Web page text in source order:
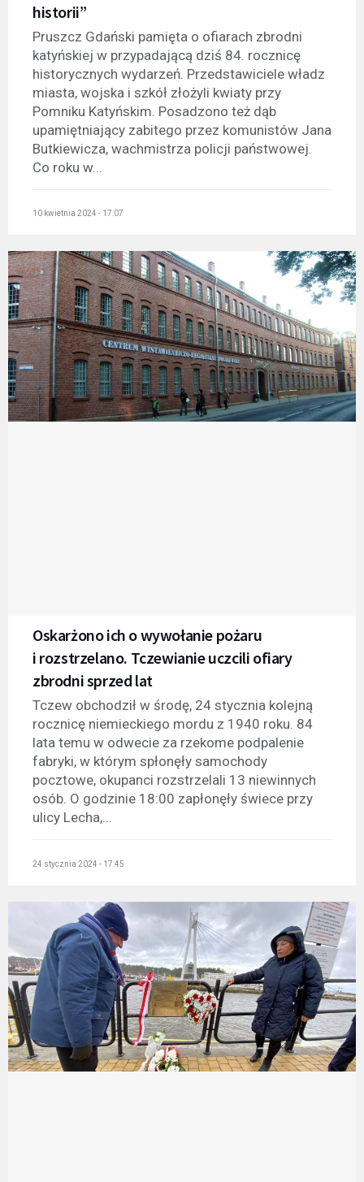
historii”
Pruszcz Gdański pamięta o ofiarach zbrodni
katyńskiej w przypadającą dziś 84. rocznicę
historycznych wydarzeń. Przedstawiciele władz
miasta, wojska i szkół złożyli kwiaty przy
Pomniku Katyńskim. Posadzono też dąb
upamiętniający zabitego przez komunistów Jana
Butkiewicza, wachmistrza policji państwowej.
Co roku w...
10 kwietnia 2024 - 17:07
Oskarżono ich o wywołanie pożaru
i rozstrzelano. Tczewianie uczcili ofiary
zbrodni sprzed lat
Tczew obchodził w środę, 24 stycznia kolejną
rocznicę niemieckiego mordu z 1940 roku. 84
lata temu w odwecie za rzekome podpalenie
fabryki, w którym spłonęły samochody
pocztowe, okupanci rozstrzelali 13 niewinnych
osób. O godzinie 18:00 zapłonęły świece przy
ulicy Lecha,...
24 stycznia 2024 - 17:45